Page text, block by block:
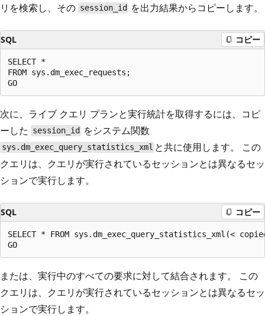
リを検索し、その session_id を出力結果からコピーします。
SQL コピー
SELECT *
FROM sys.dm_exec_requests;
次に、ライブ クエリ プランと実行統計を取得するには、コピ
ーした
session_id をシステム関数
sys.dm_exec_query_statistics_xml と共に使用します。 この
クエリは、クエリが実行されているセッションとは異なるセッ
ションで実行します。
SQL コピー
SELECT * FROM sys.dm_exec_query_statistics_xml(<
または、実行中のすべての要求に対して結合されます。 この
クエリは、クエリが実行されているセッションとは異なるセッ
ションで実行します。